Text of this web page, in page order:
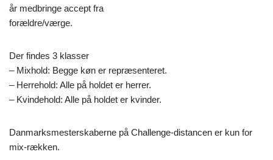
år medbringe accept fra
forældre/værge.
Der findes 3 klasser
– Mixhold: Begge køn er repræsenteret.
– Herrehold: Alle på holdet er herrer.
– Kvindehold: Alle på holdet er kvinder.
Danmarksmesterskaberne på Challenge-distancen er kun for
mix-rækken.